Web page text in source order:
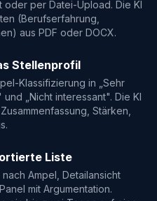
oder per Datei-Upload. Die KI
(Berufserfahrung,
aus PDF oder DOCX.
Stellenprofil
Klassifizierung in „Sehr
„Nicht interessant". Die KI
Stärken,
Liste
Ampel, Detailansicht
mit Argumentation.